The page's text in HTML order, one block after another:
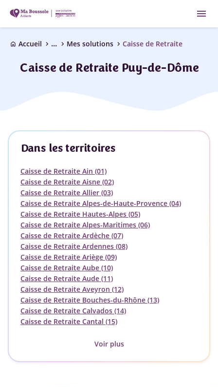
menu
home Accueil chevron_right ... chevron_right Mes solutions chevron_right Caisse de Retraite
Caisse de Retraite Puy-de-Dôme
Dans les territoires
Caisse de Retraite Ain (01)
Caisse de Retraite Aisne (02)
Caisse de Retraite Allier (03)
Caisse de Retraite Alpes-de-Haute-Provence (04)
Caisse de Retraite Hautes-Alpes (05)
Caisse de Retraite Alpes-Maritimes (06)
Caisse de Retraite Ardèche (07)
Caisse de Retraite Ardennes (08)
Caisse de Retraite Ariège (09)
Caisse de Retraite Aube (10)
Caisse de Retraite Aude (11)
Caisse de Retraite Aveyron (12)
Caisse de Retraite Bouches-du-Rhône (13)
Caisse de Retraite Calvados (14)
Caisse de Retraite Cantal (15)
Voir plus